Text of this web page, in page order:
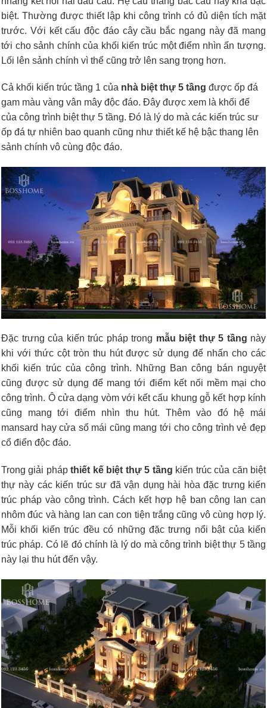
biệt. Thường được thiết lập khi công trình có đủ diện tích mặt
trước. Với kết cấu độc đáo cây cầu bắc ngang này đã mang
tới cho sảnh chính của khối kiến trúc một điểm nhìn ấn tượng.
Lối lên sảnh chính vì thể cũng trở lên sang trọng hơn.
Cả khối kiến trúc tầng 1 của nhà biệt thự 5 tầng được ốp đá
gam màu vàng vân mây độc đáo. Đây được xem là khối đế
của công trình biệt thự 5 tầng. Đó là lý do mà các kiến trúc sư
ốp đá tự nhiên bao quanh cũng như thiết kế hệ bậc thang lên
sảnh chính vô cùng độc đáo.
Đặc trưng của kiến trúc pháp trong mẫu biệt thự 5 tầng này
khi với thức cột tròn thu hút được sử dụng để nhấn cho các
khối kiến trúc của công trình. Những Ban công bán nguyệt
cũng được sử dụng để mang tới điểm kết nối mềm mại cho
công trình. Ô cửa dạng vòm với kết cấu khung gỗ kết hợp kính
cũng mang tới điểm nhìn thu hút. Thêm vào đó hệ mái
mansard hay cửa sổ mái cũng mang tới cho công trình vẻ đẹp
cổ điển độc đáo.
Trong giải phápthiết kế biệt thự 5 tầng kiến trúc của căn biệt
thự này các kiến trúc sư đã vận dụng hài hòa đặc trưng kiến
trúc pháp vào công trình. Cách kết hợp hệ ban công lan can
nhôm đúc và hàng lan can con tiện trắng cũng vô cùng hợp lý.
Mỗi khối kiến trúc đều có những đặc trưng nổi bật của kiến
trúc pháp. Có lẽ đó chính là lý do mà công trình biệt thự 5 tầng
này lại thu hút đến vậy.